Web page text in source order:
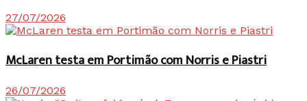
27/07/2026
McLaren testa em Portimão com Norris e Piastri
26/07/2026